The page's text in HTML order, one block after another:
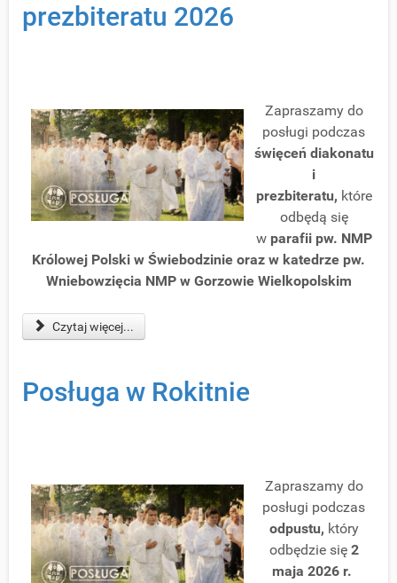
prezbiteratu 2026
Zapraszamy do
posługi podczas
święceń diakonatu
i
prezbiteratu, które
odbędą się
w parafii pw. NMP
Królowej Polski w Świebodzinie oraz w katedrze pw.
Wniebowzięcia NMP w Gorzowie Wielkopolskim
Czytaj więcej...
Posługa w Rokitnie
Zapraszamy do
posługi podczas
odpustu, który
odbędzie się 2
maja 2026 r.